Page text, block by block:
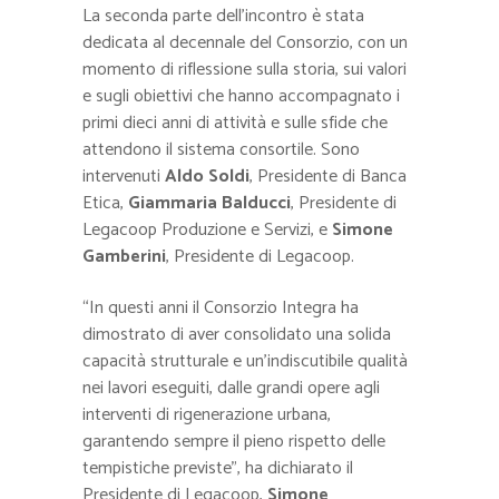
La seconda parte dell’incontro è stata
dedicata al decennale del Consorzio, con un
momento di riflessione sulla storia, sui valori
e sugli obiettivi che hanno accompagnato i
primi dieci anni di attività e sulle sfide che
attendono il sistema consortile. Sono
intervenutiAldo Soldi, Presidente di Banca
Etica, Giammaria Balducci, Presidente di
Legacoop Produzione e Servizi, eSimone
Gamberini, Presidente di Legacoop.
“In questi anni il Consorzio Integra ha
dimostrato di aver consolidato una solida
capacità strutturale e un’indiscutibile qualità
nei lavori eseguiti, dalle grandi opere agli
interventi di rigenerazione urbana,
garantendo sempre il pieno rispetto delle
tempistiche previste”, ha dichiarato il